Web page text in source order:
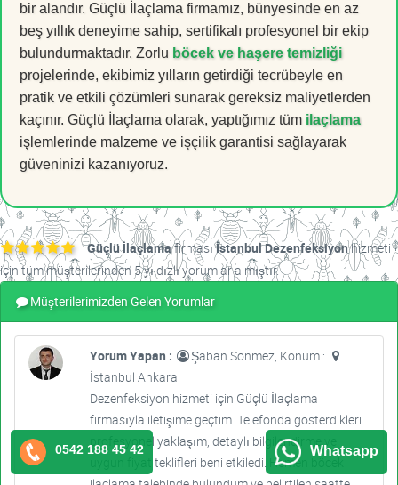
bir alandır. Güçlü İlaçlama firmamız, bünyesinde en az
beş yıllık deneyime sahip, sertifikalı profesyonel bir ekip
bulundurmaktadır. Zorlu böcek ve haşere temizliği
projelerinde, ekibimiz yılların getirdiği tecrübeyle en
pratik ve etkili çözümleri sunarak gereksiz maliyetlerden
kaçınır. Güçlü İlaçlama olarak, yaptığımız tüm ilaçlama
işlemlerinde malzeme ve işçilik garantisi sağlayarak
güveninizi kazanıyoruz.
Güçlü İlaçlamafirmasıİstanbul Dezenfeksiyonhizmeti
için tüm müşterilerinden 5 yıldızlı yorumlar almıştır.
Müşterilerimizden Gelen Yorumlar
Yorum Yapan :
Şaban Sönmez, Konum :
İstanbul Ankara
Dezenfeksiyon hizmeti için Güçlü İlaçlama
firmasıyla iletişime geçtim. Telefonda gösterdikleri
profesyonel yaklaşım, detaylı bilgilendirme ve
uygun fiyat teklifleri beni etkiledi. Hemen böcek
0542 188 45 42 Whatsapp